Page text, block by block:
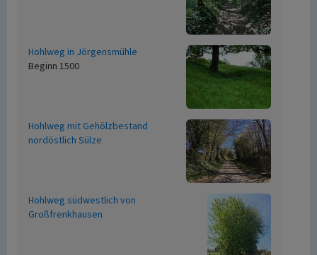
Hohlweg in Jörgensmühle
Beginn 1500
Hohlweg mit Gehölzbestand
nordöstlich Sülze
Hohlweg südwestlich von
Großfrenkhausen